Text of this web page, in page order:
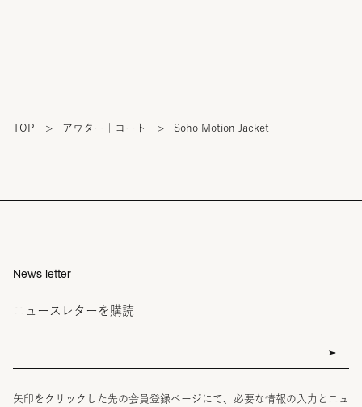
TOP > アウター｜コート > Soho Motion Jacket
News letter
ニュースレターを購読
矢印をクリックした先の会員登録ページにて、必要な情報の入力とニュ